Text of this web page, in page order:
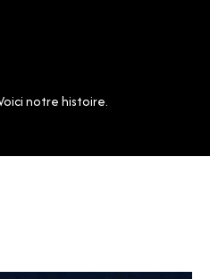
notre histoire.